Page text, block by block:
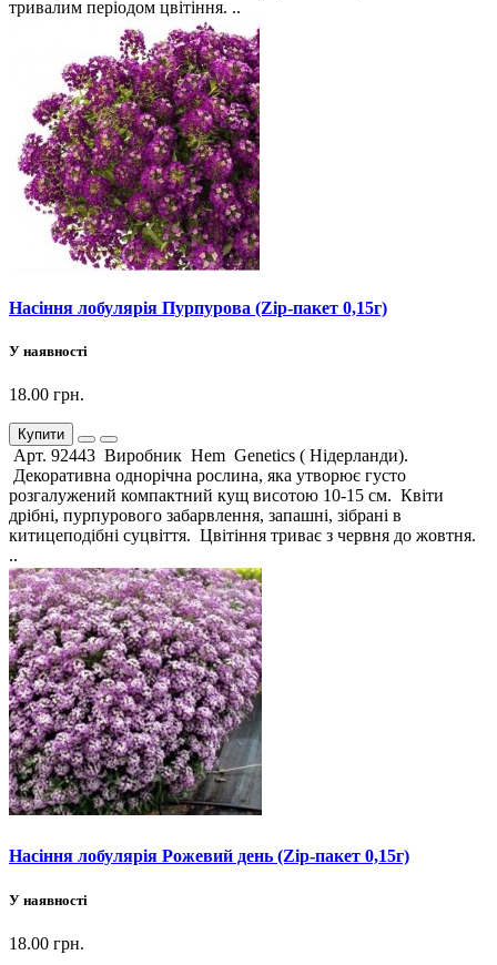
тривалим періодом цвітіння. ..
Насіння лобулярія Пурпурова (Zip-пакет 0,15г)
У наявності
18.00 грн.
Купити
Арт. 92443 Виробник Hem Genetics ( Нідерланди).
Декоративна однорічна рослина, яка утворює густо
розгалужений компактний кущ висотою 10-15 см. Квіти
дрібні, пурпурового забарвлення, запашні, зібрані в
китицеподібні суцвіття. Цвітіння триває з червня до жовтня.
..
Насіння лобулярія Рожевий день (Zip-пакет 0,15г)
У наявності
18.00 грн.